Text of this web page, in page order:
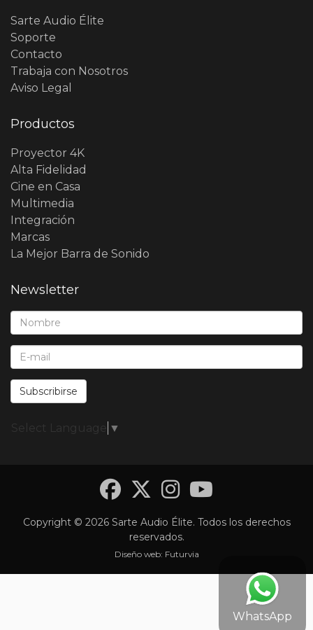
Sarte Audio Élite
Soporte
Contacto
Trabaja con Nosotros
Aviso Legal
Productos
Proyector 4K
Alta Fidelidad
Cine en Casa
Multimedia
Integración
Marcas
La Mejor Barra de Sonido
Newsletter
Nombre*:
E-Mail*:
Subscribirse
Select Language ▼
Facebook
Twitter
Copyright © 2026 Sarte Audio Élite. Todos los derechos
reservados.
Diseño web: Futurvia
WhatsApp